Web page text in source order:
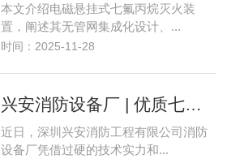
本文介绍电磁悬挂式七氟丙烷灭火装
置，阐述其无管网集成化设计、...
时间：2025-11-28
兴安消防设备厂 | 优质七氟丙烷灭火设备检测充装维修服务单位
近日，深圳兴安消防工程有限公司消防
设备厂凭借过硬的技术实力和...